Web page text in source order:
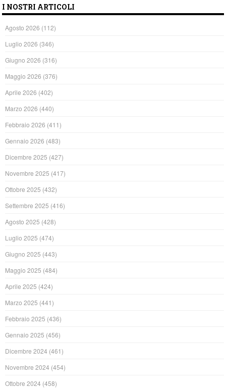
I NOSTRI ARTICOLI
Agosto 2026 (112)
Luglio 2026 (346)
Giugno 2026 (316)
Maggio 2026 (376)
Aprile 2026 (402)
Marzo 2026 (440)
Febbraio 2026 (411)
Gennaio 2026 (483)
Dicembre 2025 (427)
Novembre 2025 (417)
Ottobre 2025 (432)
Settembre 2025 (416)
Agosto 2025 (428)
Luglio 2025 (474)
Giugno 2025 (443)
Maggio 2025 (484)
Aprile 2025 (424)
Marzo 2025 (441)
Febbraio 2025 (436)
Gennaio 2025 (456)
Dicembre 2024 (461)
Novembre 2024 (454)
Ottobre 2024 (458)